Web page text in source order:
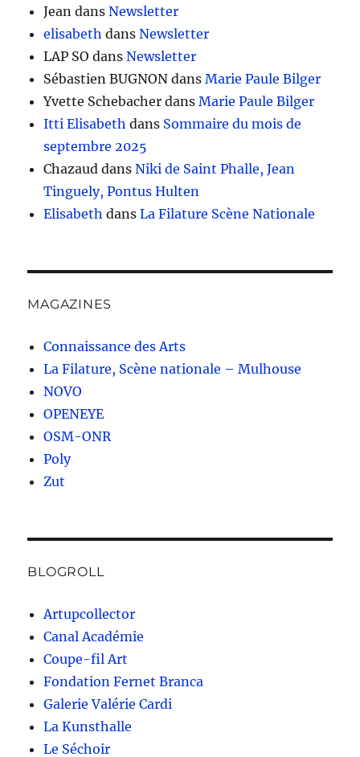
Jean dansNewsletter
elisabeth dansNewsletter
LAP SO dansNewsletter
Sébastien BUGNON dansMarie Paule Bilger
Yvette Schebacher dansMarie Paule Bilger
Itti Elisabeth dans Sommaire du mois de
septembre 2025
Chazaud dansNiki de Saint Phalle, Jean
Tinguely, Pontus Hulten
Elisabeth dansLa Filature Scène Nationale
MAGAZINES
Connaissance des Arts
La Filature, Scène nationale – Mulhouse
NOVO
OPENEYE
OSM-ONR
Poly
Zut
BLOGROLL
Artupcollector
Canal Académie
Coupe-fil Art
Fondation Fernet Branca
Galerie Valérie Cardi
La Kunsthalle
Le Séchoir